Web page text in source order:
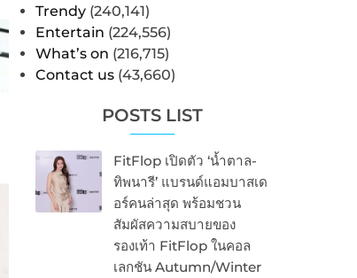
Trendy (240,141)
Entertain (224,556)
What’s on (216,715)
Contact us (43,660)
POSTS LIST
FitFlop เปิดตัว ‘น้ำตาล-
ทิพนารี’ แบรนด์แอมบาสเด
อร์คนล่าสุด พร้อมชวน
สัมผัสความสบายของ
รองเท้า FitFlop ในคอล
เลกชัน Autumn/Winter